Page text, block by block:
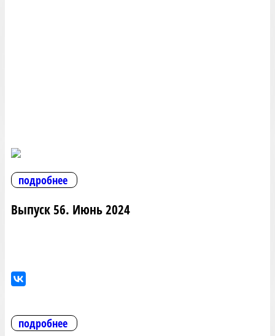
подробнее
Выпуск 56. Июнь 2024
подробнее